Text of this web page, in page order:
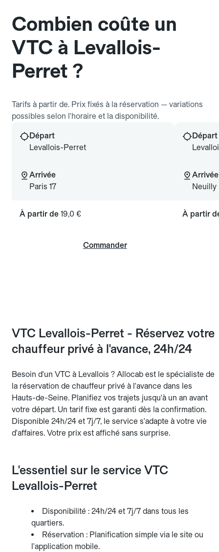
Combien coûte un
VTC à Levallois-
Perret ?
Tarifs à partir de. Prix fixés à la réservation — variations
possibles selon l'horaire et la disponibilité.
Départ
Levallois-Perret
Arrivée
Paris 17
À partir de 19,0 €
Commander
Départ
Arrivée
Neuilly
À partir
VTC Levallois-Perret - Réservez votre
chauffeur privé à l'avance, 24h/24
Besoin d'un VTC à Levallois ? Allocab est le spécialiste de
la réservation de chauffeur privé à l'avance dans les
Hauts-de-Seine. Planifiez vos trajets jusqu'à un an avant
votre départ. Un tarif fixe est garanti dès la confirmation.
Disponible 24h/24 et 7j/7, le service s'adapte à votre vie
d'affaires. Votre prix est affiché sans surprise.
L'essentiel sur le service VTC
Levallois-Perret
Disponibilité : 24h/24 et 7j/7 dans tous les
quartiers.
Réservation : Planification simple via le site ou
l'application mobile.